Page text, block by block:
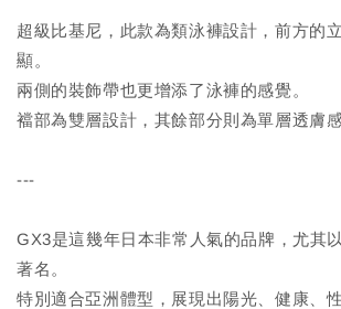
超級比基尼，此款為類泳褲設計，前方的
顯。
兩側的裝飾帶也更增添了泳褲的感覺。
襠部為雙層設計，其餘部分則為單層透膚感
---
GX3是這幾年日本非常人氣的品牌，尤其
著名。
特別適合亞洲體型，展現出陽光、健康、性